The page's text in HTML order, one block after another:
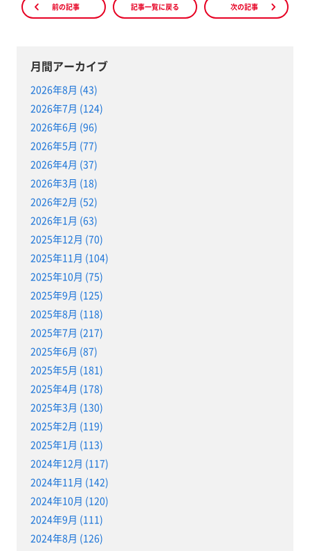
前の記事 記事一覧に戻る 次の記事
月間アーカイブ
2026年8月 (43)
2026年7月 (124)
2026年6月 (96)
2026年5月 (77)
2026年4月 (37)
2026年3月 (18)
2026年2月 (52)
2026年1月 (63)
2025年12月 (70)
2025年11月 (104)
2025年10月 (75)
2025年9月 (125)
2025年8月 (118)
2025年7月 (217)
2025年6月 (87)
2025年5月 (181)
2025年4月 (178)
2025年3月 (130)
2025年2月 (119)
2025年1月 (113)
2024年12月 (117)
2024年11月 (142)
2024年10月 (120)
2024年9月 (111)
2024年8月 (126)